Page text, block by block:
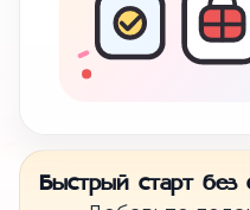
Быстрый старт без